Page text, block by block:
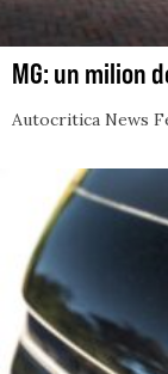
MG: un milion
Autocritica News